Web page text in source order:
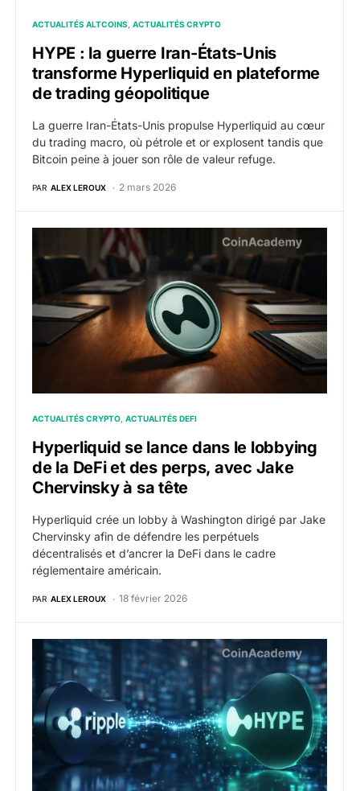
ACTUALITÉS ALTCOINS ACTUALITÉS CRYPTO
HYPE : la guerre Iran-États-Unis
transforme Hyperliquid en plateforme
de trading géopolitique
La guerre Iran-États-Unis propulse Hyperliquid au cœur
du trading macro, où pétrole et or explosent tandis que
Bitcoin peine à jouer son rôle de valeur refuge.
PAR ALEX LEROUX 2 mars 2026
Hyperliquid se lance dans le lobbying de la DeFi et
ACTUALITÉS CRYPTO ACTUALITÉS DEFI
Hyperliquid se lance dans le lobbying
de la DeFi et des perps, avec Jake
Chervinsky à sa tête
Hyperliquid crée un lobby à Washington dirigé par Jake
Chervinsky afin de défendre les perpétuels
décentralisés et d’ancrer la DeFi dans le cadre
réglementaire américain.
PAR ALEX LEROUX 18 février 2026
Ripple intègre Hyperliquid à sa plateforme de prime